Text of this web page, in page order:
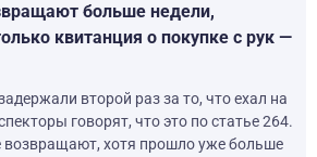
больше недели,
квитанция о покупке с рук —
второй раз за то, что ехал на
говорят, что это по статье 264.
возвращают, хотя прошло уже больше